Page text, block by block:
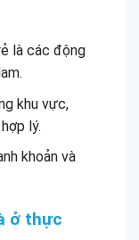
là các động
khu vực,
lý.
khoản và
ở thực